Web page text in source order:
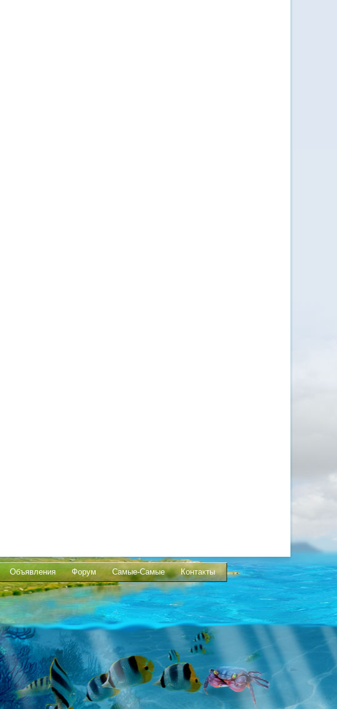
Объявления Форум Самые-Самые Контакты